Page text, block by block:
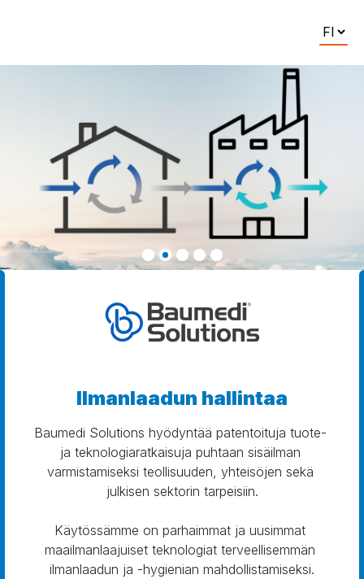
Ilmanlaadun hallintaa
Baumedi Solutions hyödyntää patentoituja tuote-
ja teknologiaratkaisuja puhtaan sisäilman
varmistamiseksi teollisuuden, yhteisöjen sekä
julkisen sektorin tarpeisiin.
Käytössämme on parhaimmat ja uusimmat
maailmanlaajuiset teknologiat terveellisemmän
ilmanlaadun ja -hygienian mahdollistamiseksi.